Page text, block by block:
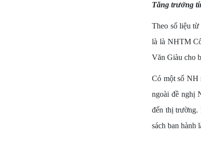
Tăng trưởng
Theo số liệu
là là NHTM
Văn Giàu cho
Có một số NH
ngoài đề nghị
đến thị
sách ban hành